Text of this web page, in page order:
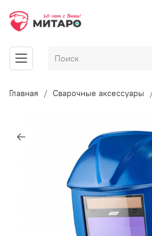
Главная Сварочные аксессуары